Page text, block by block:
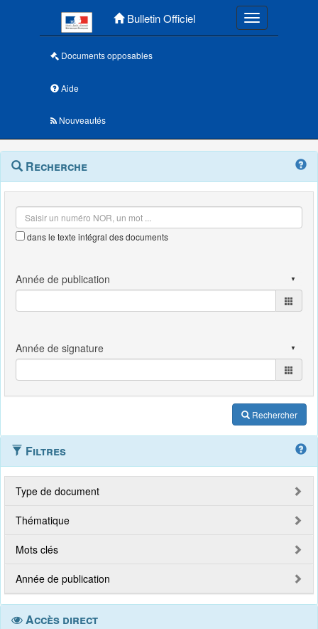
Bulletin Officiel Toggle
Documents opposables
Aide
Nouveautés
Navigation
outils
Menu
contextuel
Recherche
dans le texte intégral des documents
Rechercher
Filtres
Type de document
Thématique
Mots clés
Année de publication
Accès direct